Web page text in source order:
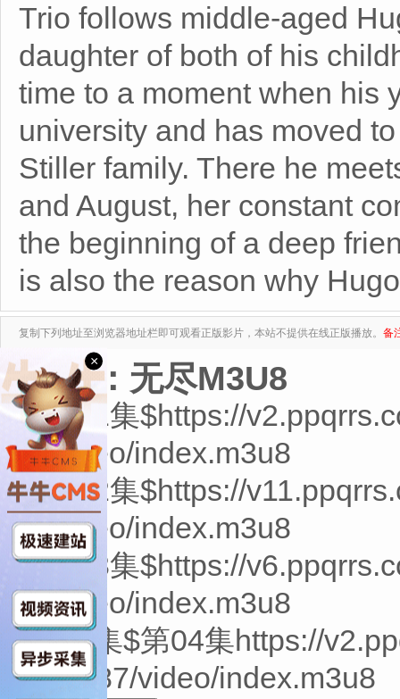
Trio follows middle-aged
daughter of both of his
time to a moment when his
university and has moved
Stiller family. There he
and August, her constant
the beginning of a deep
is also the reason why
复制下列地址至浏览器地址栏即可观看正版影片，本站不提供在线正版播放。 备
来源：无尽M3U8
第01集$https://
6/video/index.m3u8
第02集$https://
6/video/index.m3u8
第03集$https://
1/video/index.m3u8
第4集$第04集https://
3hFz87/video/index.m3u8
×